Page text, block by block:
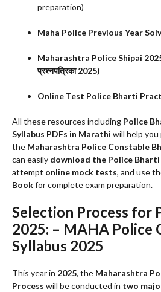
preparation)
Maha Police Previous Year
Maharashtra Police Shipai 2025
प्रश्नपत्रिका 2025)
Online Test Police Bharti
All these resources including Police
Syllabus PDFs in Marathi will help
the Maharashtra Police Constable
can easily download the Police Bharti
attempt online mock tests, and use
Bookfor complete exam preparation.
Selection Process for
2025: – MAHA Police
Syllabus 2025
This year in 2025, the Maharashtra
Process will be conducted in two